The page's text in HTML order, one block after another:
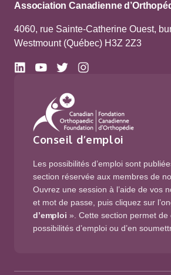
Association Canadienne
4060, rue Sainte-Catherine Ouest,
Westmount (Québec) H3Z 2Z3
Conseil d’emploi
Les possibilités d’emploi sont
section réservée aux membres de
Ouvrez une session à l’aide de vos
et mot de passe, puis cliquez sur
d’emploi ». Cette section permet de
possibilités d’emploi ou d’en